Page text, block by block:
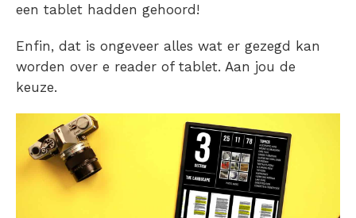
een tablet hadden gehoord!
Enfin, dat is ongeveer alles wat er gezegd kan
worden over e reader of tablet. Aan jou de
keuze.